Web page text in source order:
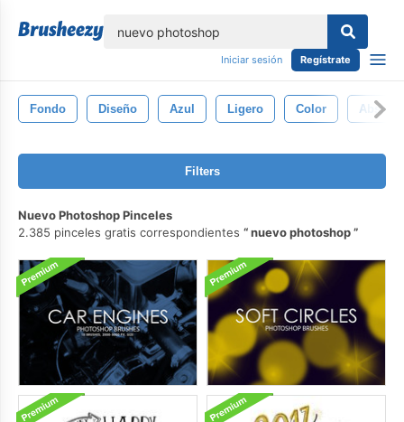
Iniciar sesión Regístrate
Fondo Diseño Azul Ligero Color
Filters
Nuevo Photoshop Pinceles
2.385 pinceles gratis correspondientes
nuevo photoshop